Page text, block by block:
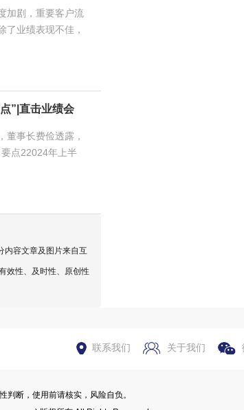
加剧，重要客户流
了业绩表现不佳，
”|直击业绩会
董事长费俭透露，
点22024年上半
内容文章及图片来自互
效性、及时性、原创性
联系我们 关于我们
判断，使用前请核实，风险自负。